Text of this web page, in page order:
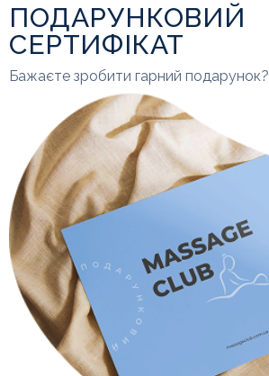
ПОДАРУНКОВИЙ
СЕРТИФІКАТ
Бажаєте зробити гарний подарунок?